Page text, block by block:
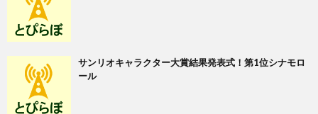
サンリオキャラクター大賞結果発表式！第1位シナモロ
ール